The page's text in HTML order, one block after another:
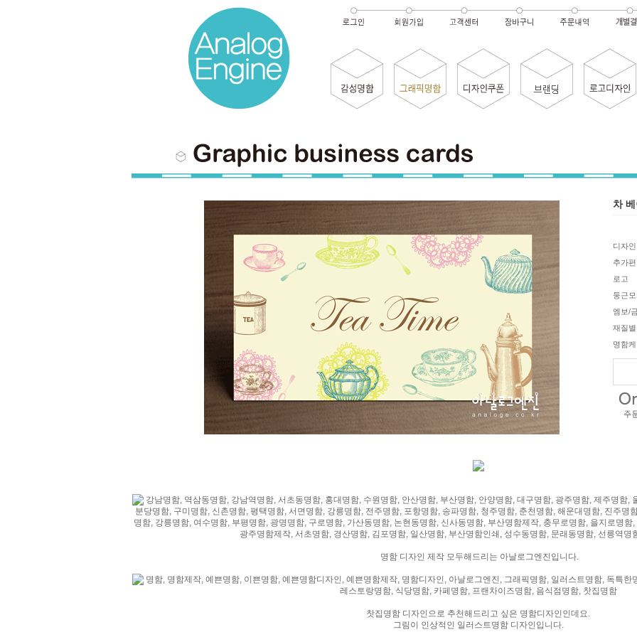
차
디자인
추가
로고
둥근
엠보/
재질
명함
명함 디자인 제작 모두해드리는 아날로그엔진입니다.
찻집명함 디자인으로 추천해드리고 싶은 명함디자인인데요.
그림이 인상적인 일러스트명함 디자인입니다.